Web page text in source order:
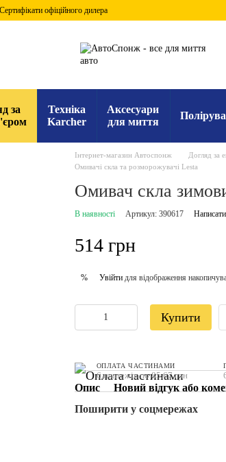
Сертифікати офіційного дилера
за
Техніка
Karcher
Аксесуари
для миття
Інтернет-магазин Автоспонж Догляд за
Омивачі скла та розморожувачі Lesta
Омивач скла
В наявності Артикул: 390617
514 грн
% Увійтидля відображення
Купити
ОПЛАТА ЧАСТИНАМИ
6 платежів по 85.67 грн
Опис
Новий відгук або
Поширити у соцмережах